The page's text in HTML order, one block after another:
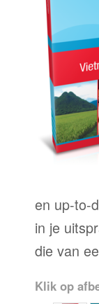
en up-to-
in je
die van
Klik op